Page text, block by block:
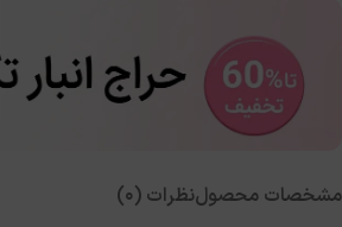
مشخصات محصولنظرات (0)